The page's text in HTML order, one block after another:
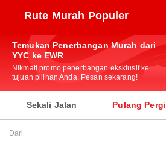
Rute Murah Populer
Temukan Penerbangan Murah dari
YYC ke EWR
Nikmati promo penerbangan eksklusif ke
tujuan pilihan Anda. Pesan sekarang!
Sekali Jalan Pulang Pergi
Dari